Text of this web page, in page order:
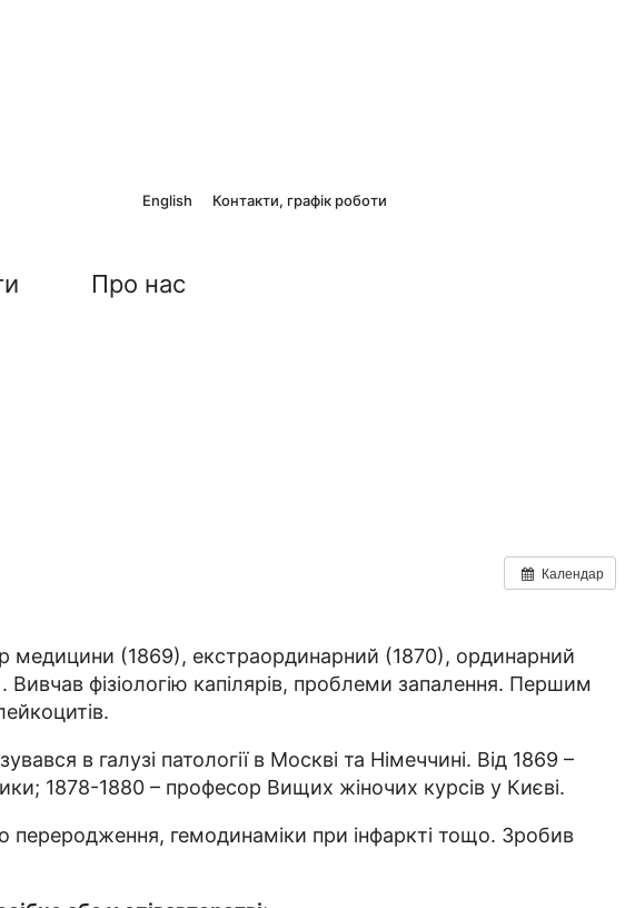
English Контакти, графік роботи
Про нас
Календар
медицини (1869), екстраординарний (1870), ординарний
фізіологію капілярів, проблеми запалення. Першим
в галузі патології в Москві та Німеччині. Від 1869 –
1878-1880 – професор Вищих жіночих курсів у Києві.
переродження, гемодинаміки при інфаркті тощо. Зробив